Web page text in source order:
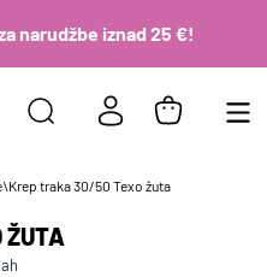
narudžbe iznad 25 €!
\Krep traka 30/50 Texo žuta